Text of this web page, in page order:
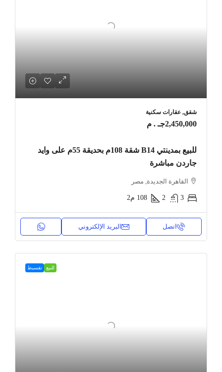
شقق, عقارات سكنية
2,450,000جـ . م
للبيع بمدينتي B14 شقة 108م بحديقة 55م على وايد
جاردن مباشرة
القاهرة الجديدة, مصر
3
2
108 م2
اتصل البريد الإلكتروني
للبيع تقسيط